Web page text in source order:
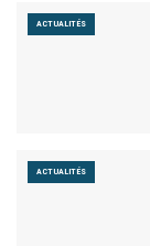
ACTUALITÉS
ACTUALITÉS